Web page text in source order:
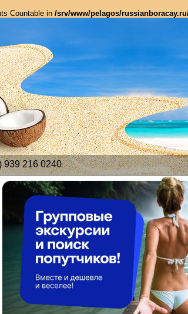
Countable in /srv/www/pelagos/
939 216 0240